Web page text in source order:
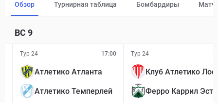
Обзор Турнирная таблица Бомбардиры
ВС 9
Тур 24 17:00
Атлетико Атланта
Атлетико Темперлей
Тур 24
Ферро Каррил Эсте